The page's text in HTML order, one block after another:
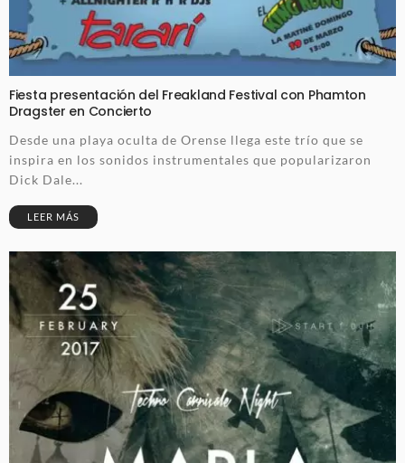
Fiesta presentación del Freakland Festival con Phamton
Dragster en Concierto
Desde una playa oculta de Orense llega este trío que se
inspira en los sonidos instrumentales que popularizaron
Dick Dale...
LEER MÁS